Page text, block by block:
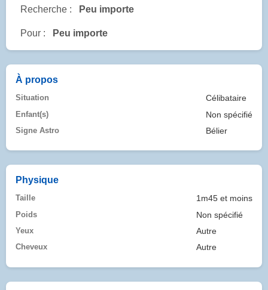
Recherche : Peu importe
Pour : Peu importe
À propos
Situation Célibataire
Enfant(s) Non spécifié
Signe Astro Bélier
Physique
Taille 1m45 et moins
Poids Non spécifié
Yeux Autre
Cheveux Autre